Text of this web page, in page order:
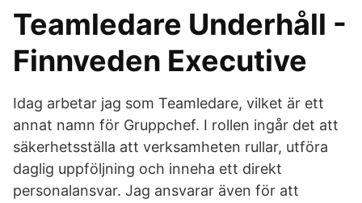
Teamledare Underhåll -
Finnveden Executive
Idag arbetar jag som Teamledare, vilket är ett
annat namn för Gruppchef. I rollen ingår det att
säkerhetsställa att verksamheten rullar, utföra
daglig uppföljning och inneha ett direkt
personalansvar. Jag ansvarar även för att